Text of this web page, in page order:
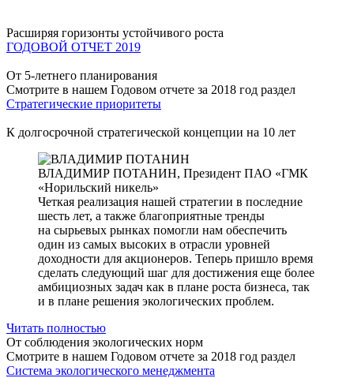
Расширяя горизонты устойчивого роста
ГОДОВОЙ ОТЧЕТ 2019
От 5-летнего планирования
Смотрите в нашем Годовом отчете за 2018 год раздел
Стратегические приоритеты
К долгосрочной стратегической концепции на 10 лет
ВЛАДИМИР ПОТАНИН, Президент ПАО «ГМК
«Норильский никель»
Четкая реализация нашей стратегии в последние
шесть лет, а также благоприятные тренды
на сырьевых рынках помогли нам обеспечить
один из самых высоких в отрасли уровней
доходности для акционеров. Теперь пришло время
сделать следующий шаг для достижения еще более
амбициозных задач как в плане роста бизнеса, так
и в плане решения экологических проблем.
Читать полностью
От соблюдения экологических норм
Смотрите в нашем Годовом отчете за 2018 год раздел
Система экологического менеджмента